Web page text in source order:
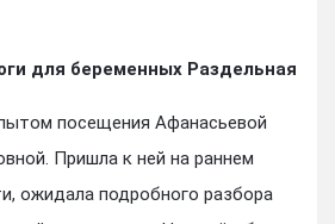
для беременных Раздельная
посещения Афанасьевой
Пришла к ней на раннем
ожидала подробного разбора